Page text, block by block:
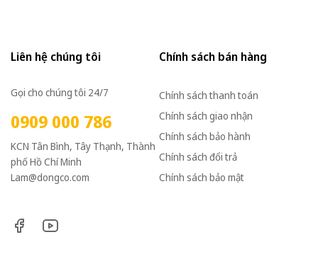
Liên hệ chúng tôi
Gọi cho chúng tôi 24/7
0909 000 786
KCN Tân Bình, Tây Thạnh, Thành
phố Hồ Chí Minh
Lam@dongco.com
Chính sách bán hàng
Chính sách thanh toán
Chính sách giao nhận
Chính sách bảo hành
Chính sách đổi trả
Chính sách bảo mật